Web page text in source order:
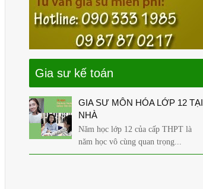
Gia sư kế toán
GIA SƯ MÔN HÓA LỚP 12 TẠI
NHÀ
Năm học lớp 12 của cấp THPT là
năm học vô cùng quan trọng...